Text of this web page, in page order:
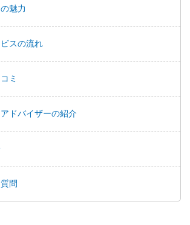
魅力
スの流れ
ミ
ドバイザーの紹介
問